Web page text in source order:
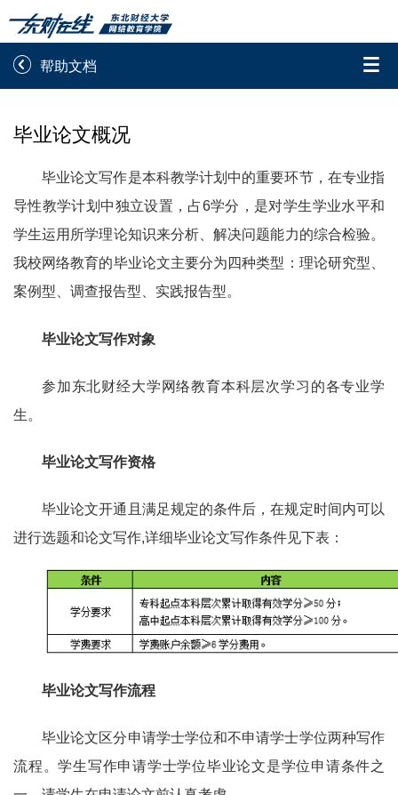

 帮助文档
学籍查询 学生证查询打印
学籍相关申请 论文综合评定系统
信息确认及测试
重置密码
毕业论文概况
毕业论文写作是本科教学计划中的重要环节，在专业指
导性教学计划中独立设置，占6学分，是对学生学业水平和
学生运用所学理论知识来分析、解决问题能力的综合检验。
我校网络教育的毕业论文主要分为四种类型：理论研究型、
案例型、调查报告型、实践报告型。
毕业论文写作对象
参加东北财经大学网络教育本科层次学习的各专业学
生。
毕业论文写作资格
毕业论文开通且满足规定的条件后，在规定时间内可以
进行选题和论文写作,详细毕业论文写作条件见下表：
毕业论文写作流程
毕业论文区分申请学士学位和不申请学士学位两种写作
流程。学生写作申请学士学位毕业论文是学位申请条件之